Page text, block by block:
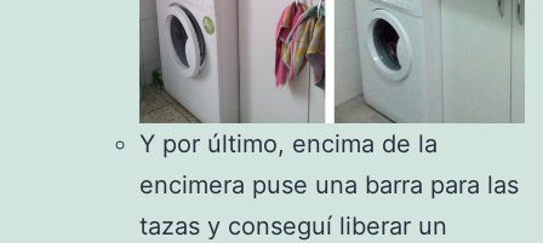
Y por último, encima de la
encimera puse una barra para las
tazas y conseguí liberar un